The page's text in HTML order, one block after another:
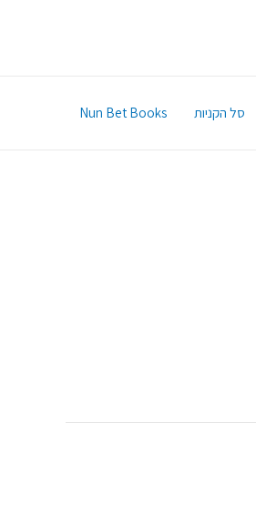
סל הקניות Nun Bet Books